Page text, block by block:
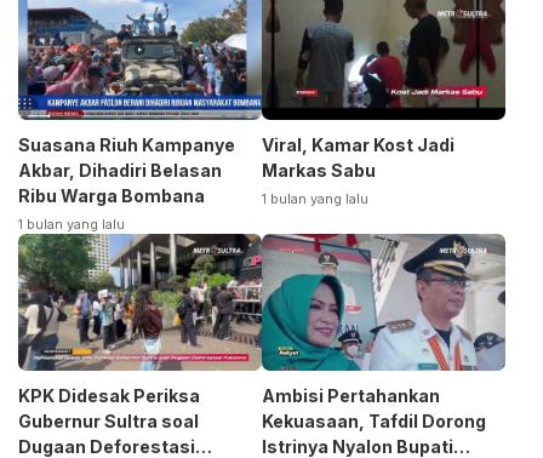
Suasana Riuh Kampanye
Akbar, Dihadiri Belasan
Ribu Warga Bombana
1 bulan yang lalu
Viral, Kamar Kost Jadi
Markas Sabu
1 bulan yang lalu
KPK Didesak Periksa
Gubernur Sultra soal
Dugaan Deforestasi
Ambisi Pertahankan
Kekuasaan, Tafdil Dorong
Istrinya Nyalon Bupati